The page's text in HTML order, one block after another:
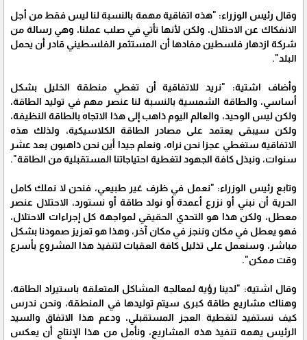
وقال رئيس الوزراء: "هذه اتفاقية مهمة بالنسبة لنا ليس فقط من أجل
الانفكاك عن الاحتلال، ولكن لأنها تأتي في صلب عملنا، وهي رسالة من
شركة ازدهار فلسطين مفادها أن المستثمر الفلسطيني قادر أن يحمل
البلد".
وأضاف اشتية: "نريد للاتفاقية أن تغطي منطقة الخليل بشكل
أساسي، والطاقة الشمسية بالنسبة لنا عنصر مهم في توليد الطاقة،
ولكن ليس الوحيد، والعالم اليوم ذاهب إلى هذا الاتجاه بالطاقة النظيفة،
ولكن سيبقى يعتمد على مصادر الطاقة الكلاسيكية، ولذلك هذه
الاتفاقية ستغطي عجزا نحن نراه، ونعلم جيدا أين نحن ذاهبون بعد عشر
سنوات، ونبذل كافة الجهود لتغطية احتياجاتنا المستقبلية من الطاقة".
وتابع رئيس الوزراء: "نعمل في ظرف غير طبيعي، فنحن لا نملك كامل
الحرية أن نبني أو نزرع أعمدة أو نولد طاقة أو نستورد، الاحتلال عنصر
معطل، ولكن هذا هو التحدي الحقيقي لمواجهة كل إجراءات الاحتلال،
فهو يعطل في مكان وننجز في مكان آخر، وهذا هو تعزيز صمودنا بشكل
مباشر، وسنعمل على تذليل كافة العقبات لتنفيذ هذا المشروع بأسرع
وقت ممكن".
وقال اشتية: "لدينا رؤية لمعالجة المشاكل المتعلقة باستيراد الطاقة،
وهناك مشاريع طاقة كبرى سيتم توليدها في المنطقة، ونحن ندرس
كيف نستفيد لتغطية العجز المستقبلي، ودعم هذا الاتفاق والسيد
الرئيس يهمه تنفيذ هذه المشاريع، ونأمل من هذا الإنتاج أن يعكس